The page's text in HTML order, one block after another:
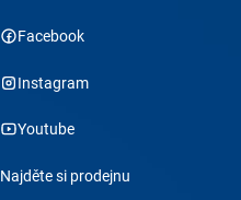
Facebook
Instagram
Youtube
Najděte si prodejnu